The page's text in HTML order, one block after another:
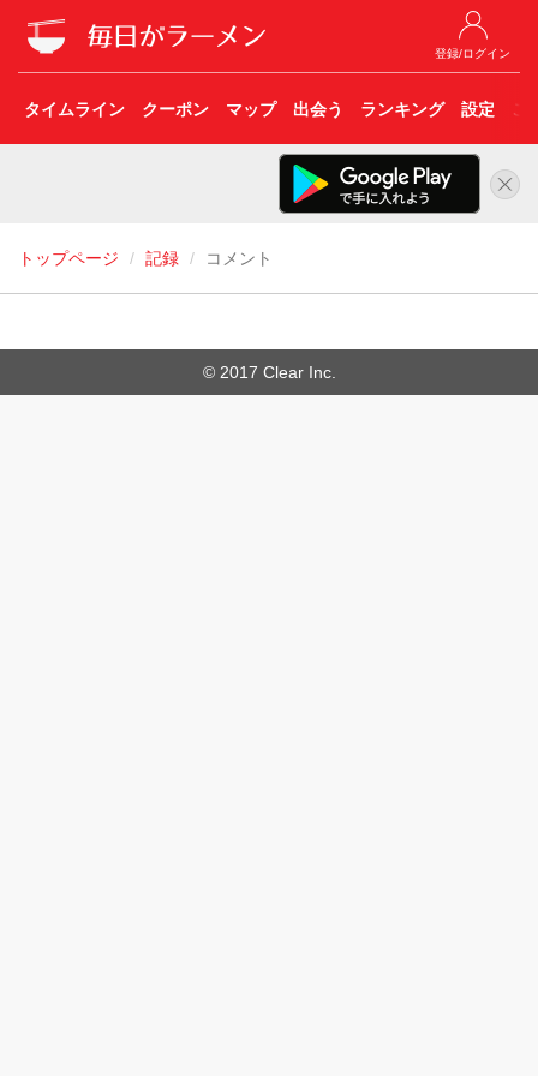
登録/ログイン
タイムライン クーポン マップ 出会う ランキング 設定 こ
トップページ 記録 コメント
© 2017 Clear Inc.